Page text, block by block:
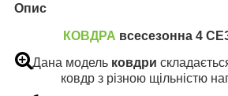
Опис
КОВДРА всесезонна 4
Дана модель ковдри
ковдр з різною щільністю